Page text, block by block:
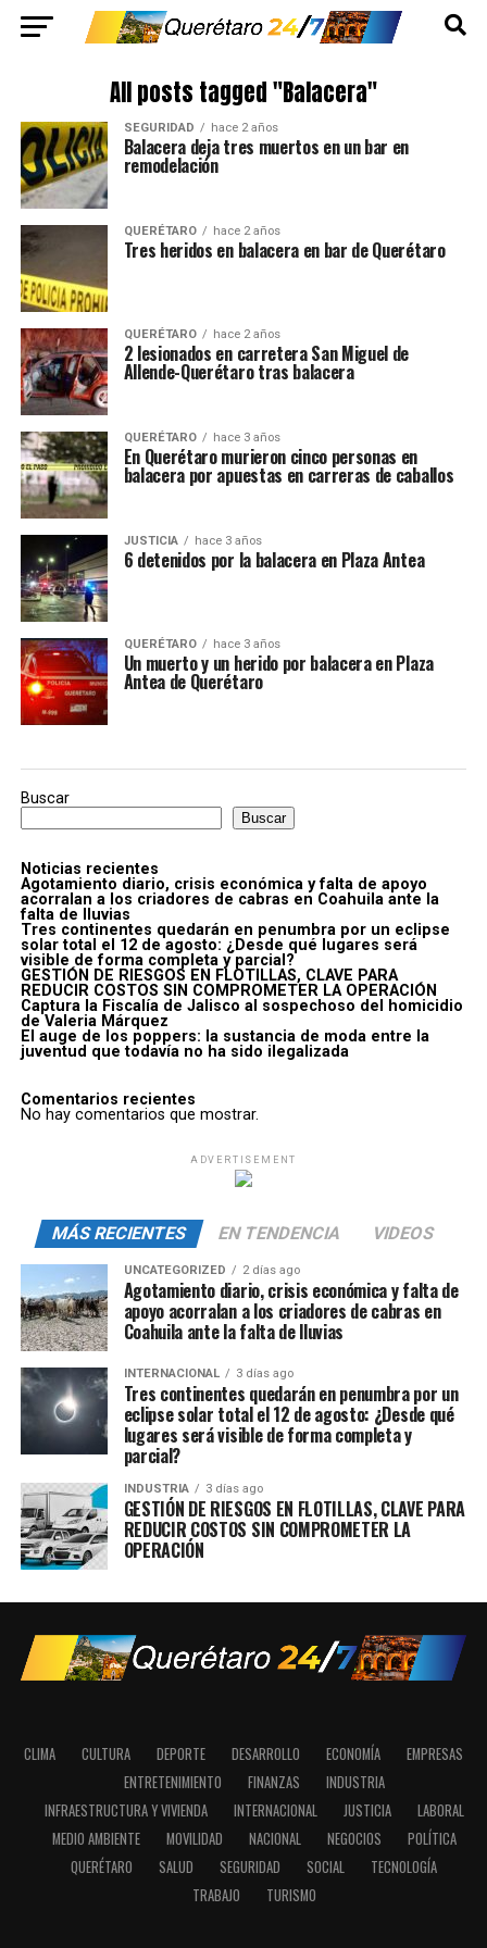
All posts tagged "Balacera"
SEGURIDAD hace 2 años
Balacera deja tres muertos en un bar en
remodelación
QUERÉTARO hace 2 años
Tres heridos en balacera en bar de Querétaro
QUERÉTARO hace 2 años
2 lesionados en carretera San Miguel de
Allende-Querétaro tras balacera
QUERÉTARO hace 3 años
En Querétaro murieron cinco personas en
balacera por apuestas en carreras de caballos
JUSTICIA hace 3 años
6 detenidos por la balacera en Plaza Antea
QUERÉTARO hace 3 años
Un muerto y un herido por balacera en Plaza
Antea de Querétaro
Buscar
Buscar
Noticias recientes
Agotamiento diario, crisis económica y falta de apoyo
acorralan a los criadores de cabras en Coahuila ante la
falta de lluvias
Tres continentes quedarán en penumbra por un eclipse
solar total el 12 de agosto: ¿Desde qué lugares será
visible de forma completa y parcial?
GESTIÓN DE RIESGOS EN FLOTILLAS, CLAVE PARA
REDUCIR COSTOS SIN COMPROMETER LA OPERACIÓN
Captura la Fiscalía de Jalisco al sospechoso del homicidio
de Valeria Márquez
El auge de los poppers: la sustancia de moda entre la
juventud que todavía no ha sido ilegalizada
Comentarios recientes
No hay comentarios que mostrar.
ADVERTISEMENT
MÁS RECIENTES EN TENDENCIA VIDEOS
UNCATEGORIZED 2 días ago
Agotamiento diario, crisis económica y falta de
apoyo acorralan a los criadores de cabras en
Coahuila ante la falta de lluvias
INTERNACIONAL 3 días ago
Tres continentes quedarán en penumbra por un
eclipse solar total el 12 de agosto: ¿Desde qué
lugares será visible de forma completa y
parcial?
INDUSTRIA 3 días ago
GESTIÓN DE RIESGOS EN FLOTILLAS, CLAVE PARA
REDUCIR COSTOS SIN COMPROMETER LA
OPERACIÓN
CLIMA CULTURA DEPORTE DESARROLLO ECONOMÍA
EMPRESAS
ENTRETENIMIENTO
FINANZAS
INDUSTRIA
INFRAESTRUCTURA Y VIVIENDA
INTERNACIONAL JUSTICIA
LABORAL
MEDIO AMBIENTE
MOVILIDAD NACIONAL NEGOCIOS
POLÍTICA
QUERÉTARO
SALUD SEGURIDAD SOCIAL
TECNOLOGÍA
TRABAJO
TURISMO